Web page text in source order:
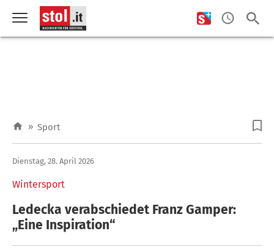
» Sport
Wintersport
Dienstag, 28. April 2026
Ledecka verabschiedet Franz Gamper:
„Eine Inspiration“